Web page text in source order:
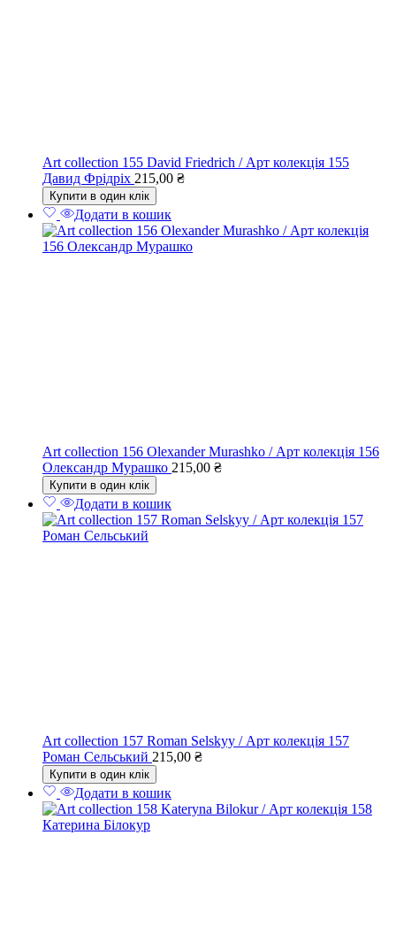
Art collection 155 David Friedrich / Арт колекція 155
Давид Фрідріх 215,00 ₴
Купити в один клік
Додати в кошик
Art collection 156 Olexander Murashko / Арт колекція 156
Олександр Мурашко 215,00 ₴
Купити в один клік
Додати в кошик
Art collection 157 Roman Selskyy / Арт колекція 157
Роман Сельський 215,00 ₴
Купити в один клік
Додати в кошик